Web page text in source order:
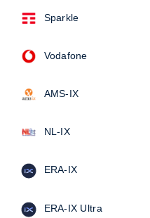
Sparkle
Vodafone
AMS-IX
NL-IX
ERA-IX
ERA-IX Ultra